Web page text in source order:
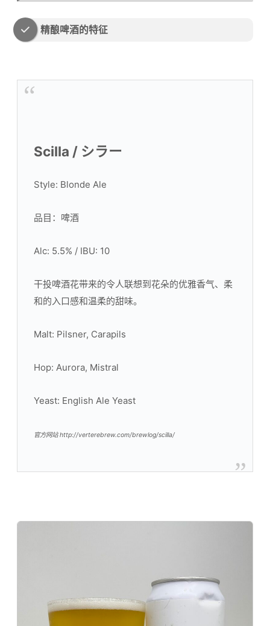
精酿啤酒的特征
Scilla / シラー
Style: Blonde Ale
品目：啤酒
Alc: 5.5% / IBU: 10
干投啤酒花带来的令人联想到花朵的优雅香气、柔
和的入口感和温柔的甜味。
Malt: Pilsner, Carapils
Hop: Aurora, Mistral
Yeast: English Ale Yeast
官方网站 http://verterebrew.com/brewlog/scilla/